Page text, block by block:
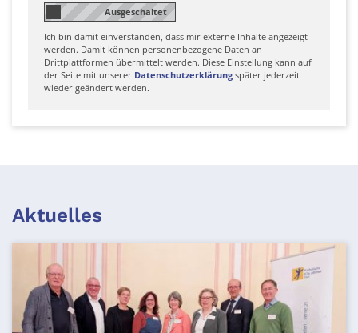
Ich bin damit einverstanden, dass mir externe Inhalte angezeigt
werden. Damit können personenbezogene Daten an
Drittplattformen übermittelt werden. Diese Einstellung kann auf
der Seite mit unserer Datenschutzerklärung später jederzeit
wieder geändert werden.
Aktuelles